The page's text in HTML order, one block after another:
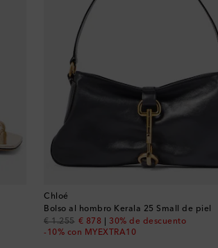
Chloé
Bolso al hombro Kerala 25 Small de piel
€ 1.255
original price
€ 878
discount price30% de descuento
-10% con MYEXTRA10